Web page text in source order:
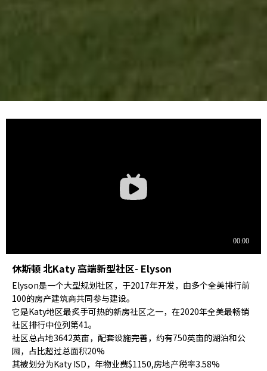
休斯顿 北Katy 高端新型社区- Elyson
Elyson是一个大型规划社区，于2017年开发，由多个全美排行前
100的房产建筑商共同参与建设。
它是Katy地区最炙手可热的新房社区之一，在2020年全美最畅销
社区排行中位列第41。
社区总占地3642英亩，配套设施完善，约有750英亩的湖泊和公
园，占比超过总面积20%
其被划分为Katy ISD，年物业费$1150,房地产税率3.58%